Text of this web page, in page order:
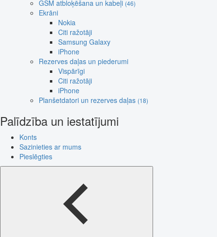
GSM atbloķēšana un kabeļi (46)
Ekrāni
Nokia
Citi ražotāji
Samsung Galaxy
iPhone
Rezerves daļas un piederumi
Vispārīgi
Citi ražotāji
iPhone
Planšetdatori un rezerves daļas (18)
Palīdzība un iestatījumi
Konts
Sazinieties ar mums
Pieslēgties